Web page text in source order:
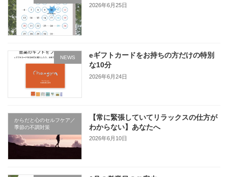
2026年6月25日
NEWS
eギフトカードをお持ちの方だけの特別
な10分
2026年6月24日
からだと心のセルフケア／
季節の不調対策
【常に緊張していてリラックスの仕方が
わからない】あなたへ
2026年6月10日